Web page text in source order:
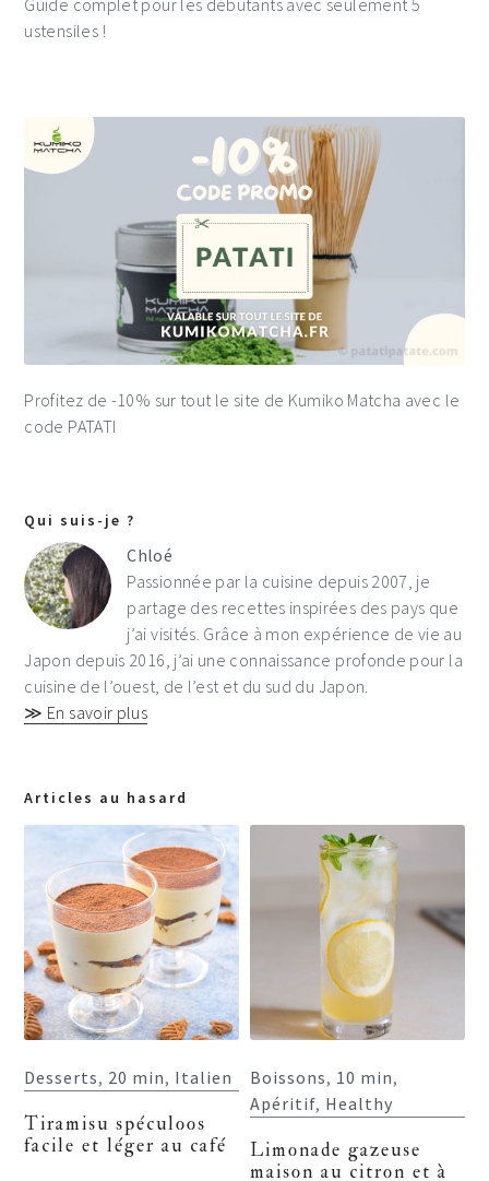
Guide complet pour les débutants avec seulement 5
ustensiles !
Profitez de -10% sur tout le site de Kumiko Matcha avec le
code PATATI
Qui suis-je ?
Chloé
Passionnée par la cuisine depuis 2007, je
partage des recettes inspirées des pays que
j’ai visités. Grâce à mon expérience de vie au
Japon depuis 2016, j’ai une connaissance profonde pour la
cuisine de l’ouest, de l’est et du sud du Japon.
≫ En savoir plus
Articles au hasard
Desserts, 20 min, Italien
Tiramisu spéculoos
facile et léger au café
Boissons, 10 min,
Apéritif, Healthy
Limonade gazeuse
maison au citron et à